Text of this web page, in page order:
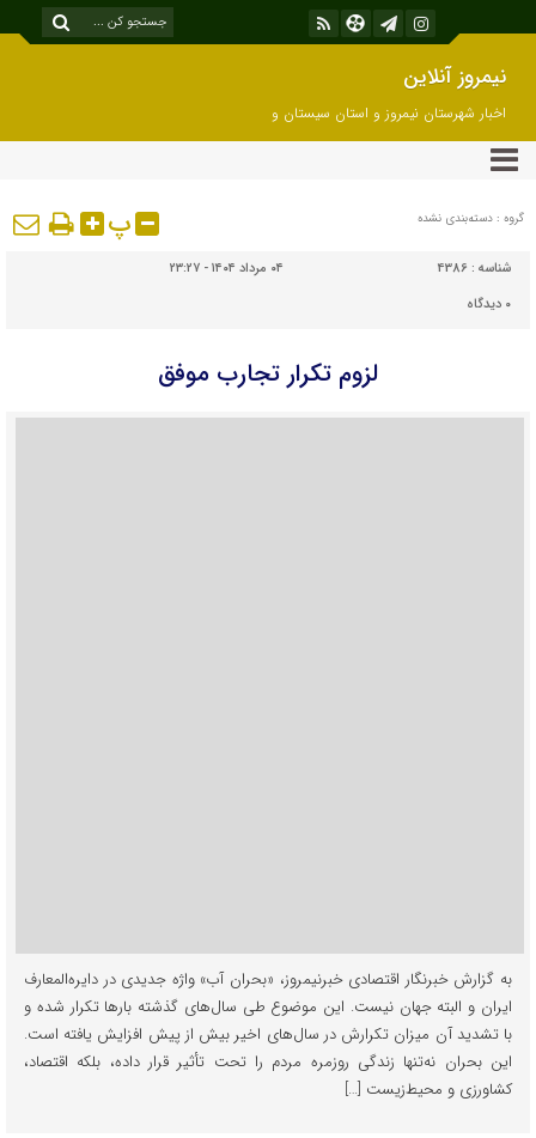
نیمروز آنلاین
اخبار شهرستان نیمروز و استان سیستان و
بلوچستان
گروه : دسته‌بندی نشده پ
شناسه : 4386
۰۴ مرداد ۱۴۰۴ - ۲۳:۲۷
۰ دیدگاه
لزوم تکرار تجارب موفق
به گزارش خبرنگار اقتصادی خبرنیمروز، «بحران آب» واژه جدیدی در دایره‌المعارف
ایران و البته جهان نیست. این موضوع طی سال‌های گذشته بارها تکرار شده و
با تشدید آن میزان تکرارش در سال‌های اخیر بیش از پیش افزایش یافته است.
این بحران نه‌تنها زندگی روزمره مردم را تحت تأثیر قرار داده، بلکه اقتصاد،
کشاورزی و محیط‌زیست […]